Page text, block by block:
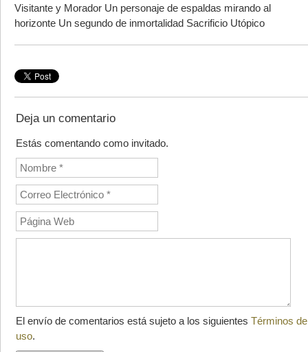
Visitante y Morador Un personaje de espaldas mirando al
horizonte Un segundo de inmortalidad Sacrificio Utópico
Deja un comentario
Estás comentando como invitado.
El envío de comentarios está sujeto a los siguientes Términos de
uso.